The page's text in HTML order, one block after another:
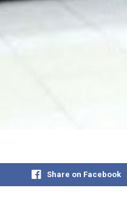
Share on Facebook